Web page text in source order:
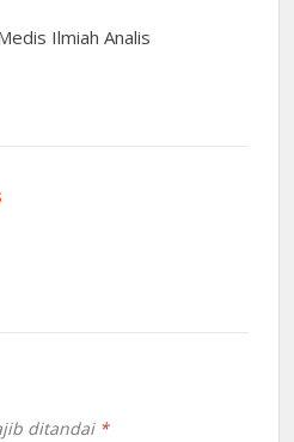
Ilmiah Analis
ditandai *